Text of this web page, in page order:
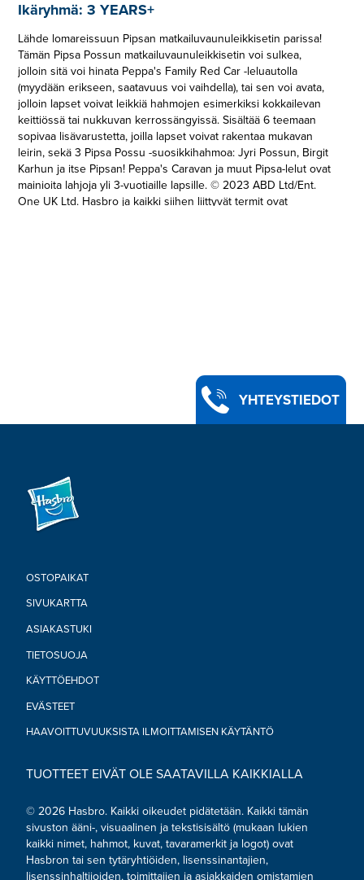
Ikäryhmä: 3 YEARS+
Lähde lomareissuun Pipsan matkailuvaunuleikkisetin parissa!
Tämän Pipsa Possun matkailuvaunuleikkisetin voi sulkea,
jolloin sitä voi hinata Peppa's Family Red Car -leluautolla
(myydään erikseen, saatavuus voi vaihdella), tai sen voi avata,
jolloin lapset voivat leikkiä hahmojen esimerkiksi kokkailevan
keittiössä tai nukkuvan kerrossängyissä. Sisältää 6 teemaan
sopivaa lisävarustetta, joilla lapset voivat rakentaa mukavan
leirin, sekä 3 Pipsa Possu -suosikkihahmoa: Jyri Possun, Birgit
Karhun ja itse Pipsan! Peppa's Caravan ja muut Pipsa-lelut ovat
mainioita lahjoja yli 3-vuotiaille lapsille. © 2023 ABD Ltd/Ent.
One UK Ltd. Hasbro ja kaikki siihen liittyvät termit ovat
YHTEYSTIEDOT
OSTOPAIKAT
SIVUKARTTA
ASIAKASTUKI
TIETOSUOJA
KÄYTTÖEHDOT
EVÄSTEET
HAAVOITTUVUUKSISTA ILMOITTAMISEN KÄYTÄNTÖ
TUOTTEET EIVÄT OLE SAATAVILLA KAIKKIALLA
© 2026 Hasbro. Kaikki oikeudet pidätetään. Kaikki tämän
sivuston ääni-, visuaalinen ja tekstisisältö (mukaan lukien
kaikki nimet, hahmot, kuvat, tavaramerkit ja logot) ovat
Hasbron tai sen tytäryhtiöiden, lisenssinantajien,
lisenssinhaltijoiden, toimittajien ja asiakkaiden omistamien